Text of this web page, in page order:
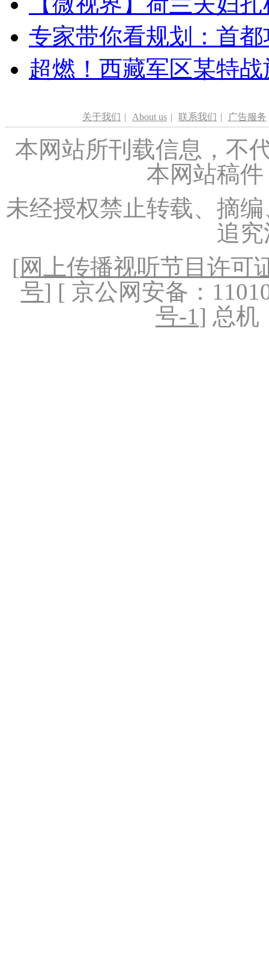
专家带你看规划：首
超燃！西藏军区某特
关于我们 | About us | 联系我们 | 广告服务
本网站所刊载信息，不
本网站稿
未经授权禁止转载、摘
追
[网上传播视听节目许可
号] [ 京公网安备：
号-1] 总机